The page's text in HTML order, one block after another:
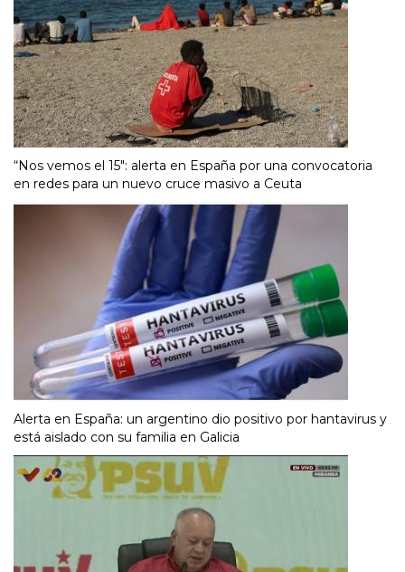
“Nos vemos el 15″: alerta en España por una convocatoria
en redes para un nuevo cruce masivo a Ceuta
Alerta en España: un argentino dio positivo por hantavirus y
está aislado con su familia en Galicia